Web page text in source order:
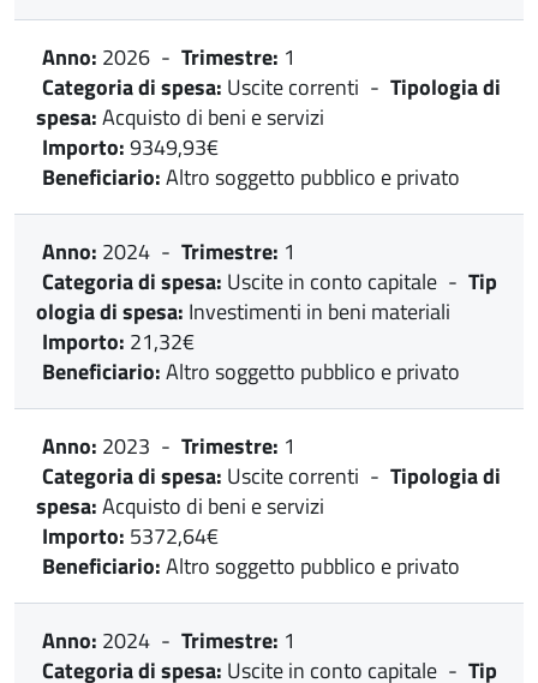
Anno: 2026 - Trimestre: 1
Categoria di spesa: Uscite correnti - Tipologia di
spesa:Acquisto di beni e servizi
Importo:9349,93€
Beneficiario:Altro soggetto pubblico e privato
Anno: 2024 - Trimestre: 1
Categoria di spesa: Uscite in conto capitale - Tip
ologia di spesa: Investimenti in beni materiali
Importo: 21,32€
Beneficiario:Altro soggetto pubblico e privato
Anno: 2023 - Trimestre: 1
Categoria di spesa: Uscite correnti - Tipologia di
spesa:Acquisto di beni e servizi
Importo: 5372,64€
Beneficiario:Altro soggetto pubblico e privato
Anno: 2024 - Trimestre: 1
Categoria di spesa: Uscite in conto capitale - Tip